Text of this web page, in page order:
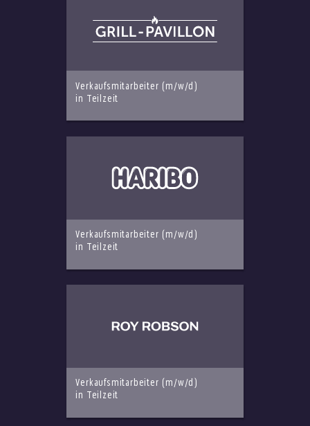
Verkaufsmitarbeiter (m/w/d)
in Teilzeit
Verkaufsmitarbeiter (m/w/d)
in Teilzeit
Verkaufsmitarbeiter (m/w/d)
in Teilzeit